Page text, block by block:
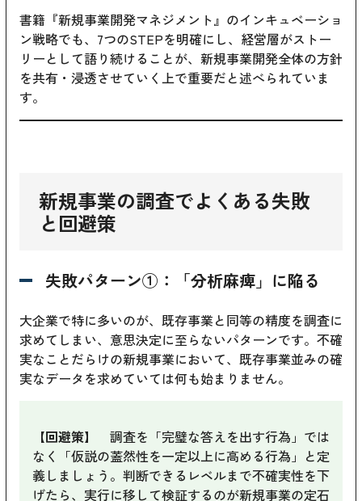
書籍『新規事業開発マネジメント』のインキュベーショ
ン戦略でも、7つのSTEPを明確にし、経営層がストー
リーとして語り続けることが、新規事業開発全体の方針
を共有・浸透させていく上で重要だと述べられていま
す。
新規事業の調査でよくある失敗
と回避策
失敗パターン①：「分析麻痺」に陥る
大企業で特に多いのが、既存事業と同等の精度を調査に
求めてしまい、意思決定に至らないパターンです。不確
実なことだらけの新規事業において、既存事業並みの確
実なデータを求めていては何も始まりません。
【回避策】
調査を「完璧な答えを出す行為」では
なく「仮説の蓋然性を一定以上に高める行為」と定
義しましょう。判断できるレベルまで不確実性を下
げたら、実行に移して検証するのが新規事業の定石